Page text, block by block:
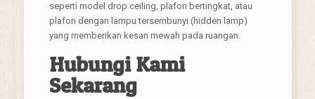
seperti model drop ceiling, plafon bertingkat, atau
plafon dengan lampu tersembunyi (hidden lamp)
yang memberikan kesan mewah pada ruangan.
Hubungi Kami
Sekarang